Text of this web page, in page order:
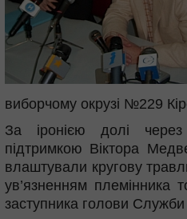
виборчому окрузі №229
За іронією долі через
підтримкою Віктора
влаштували кругову
ув’язненням племінника
заступника голови